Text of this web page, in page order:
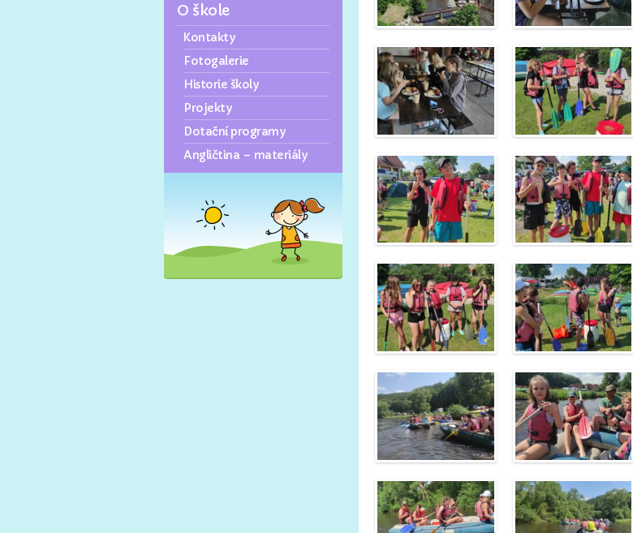
O škole
Kontakty
Fotogalerie
Historie školy
Projekty
Dotační programy
Angličtina – materiály